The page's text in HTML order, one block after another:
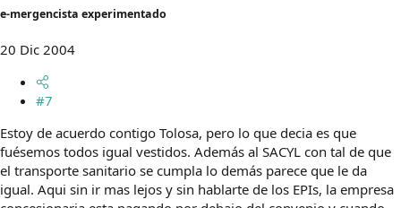
e-mergencista experimentado
20 Dic 2004
#7
Estoy de acuerdo contigo Tolosa, pero lo que decia es que
fuésemos todos igual vestidos. Además al SACYL con tal de que
el transporte sanitario se cumpla lo demás parece que le da
igual. Aqui sin ir mas lejos y sin hablarte de los EPIs, la empresa